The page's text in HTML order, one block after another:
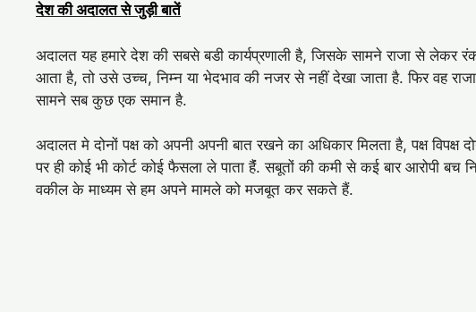
देश की अदालत से जुड़ी बातें
अदालत यह हमारे देश की सबसे बडी कार्यप्रणाली है, जिसके सामने राजा से लेकर
आता है, तो उसे उच्च, निम्न या भेदभाव की नजर से नहीं देखा जाता है. फिर वह राजा
सामने सब कुछ एक समान है.
अदालत मे दोनों पक्ष को अपनी अपनी बात रखने का अधिकार मिलता है, पक्ष
पर ही कोई भी कोर्ट कोई फैसला ले पाता हैंं. सबूतों की कमी से कई बार आरोपी बच
वकील के माध्यम से हम अपने मामले को मजबूत कर सकते हैं.